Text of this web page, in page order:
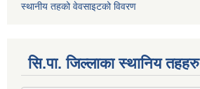
स्थानीय तहको वेवसाइटको विवरण
सि.पा. जिल्लाका स्थानिय तहहरु